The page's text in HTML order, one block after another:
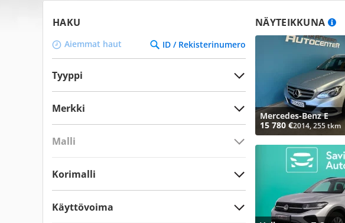
HAKU
Aiemmat haut ID / Rekisterinumero
Tyyppi
Merkki
Malli
Korimalli
Käyttövoima
NÄYTEIKKUNA
Mercedes-Benz E
15 780 €2014, 255 tkm